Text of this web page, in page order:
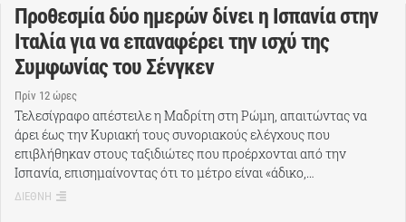
Προθεσμία δύο ημερών δίνει η Ισπανία στην
Ιταλία για να επαναφέρει την ισχύ της
Συμφωνίας του Σένγκεν
Πρίν 12 ώρες
Τελεσίγραφο απέστειλε η Μαδρίτη στη Ρώμη, απαιτώντας να
άρει έως την Κυριακή τους συνοριακούς ελέγχους που
επιβλήθηκαν στους ταξιδιώτες που προέρχονται από την
Ισπανία, επισημαίνοντας ότι το μέτρο είναι «άδικο,…
ΔΙΕΘΝΗ